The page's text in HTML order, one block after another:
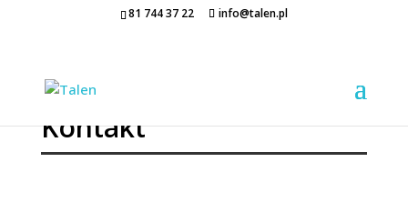
81 744 37 22 info@talen.pl
Kontakt